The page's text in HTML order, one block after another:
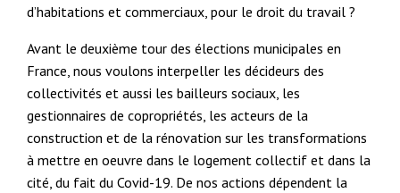
d’habitations et commerciaux, pour le droit du travail ?
Avant le deuxième tour des élections municipales en
France, nous voulons interpeller les décideurs des
collectivités et aussi les bailleurs sociaux, les
gestionnaires de copropriétés, les acteurs de la
construction et de la rénovation sur les transformations
à mettre en oeuvre dans le logement collectif et dans la
cité, du fait du Covid-19. De nos actions dépendent la